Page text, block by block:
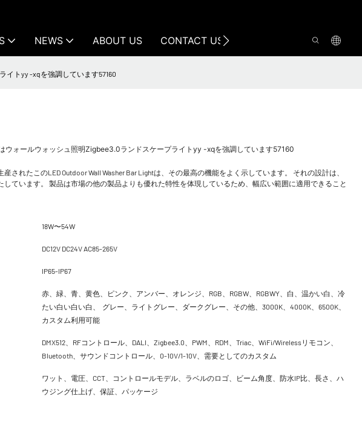
NEWS ABOUT US CONTACT US
イトyy -xqを強調しています57160
ウォールウォッシュ照明Zigbee3.0ランドスケープライトyy -xqを強調しています57160
されたこのLED Outdoor Wall Washer Bar Lightは、その最高の機能をよく示しています。 それの設計は、
しています。 製品は市場の他の製品よりも優れた特性を体現しているため、幅広い範囲に適用できること
18W〜54W
DC12V DC24V AC85-265V
IP65-IP67
赤、緑、青、黄色、ピンク、アンバー、オレンジ、RGB、RGBW、RGBWY、白、温かい白、冷
たい白い白い白、 グレー、ライトグレー、ダークグレー、その他、3000K、4000K、6500K、
カスタム利用可能
DMX512、RFコントロール、DALI、Zigbee3.0、PWM、RDM、Triac、WiFi/Wirelessリモコン、
Bluetooth、サウンドコントロール、0-10V/1-10V、需要としてのカスタム
ワット、電圧、CCT、コントロールモデル、ラベルのロゴ、ビーム角度、防水IP比、長さ、ハ
ウジング仕上げ、保証、パッケージ